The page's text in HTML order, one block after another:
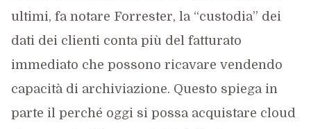
ultimi, fa notare Forrester, la “custodia” dei
dati dei clienti conta più del fatturato
immediato che possono ricavare vendendo
capacità di archiviazione. Questo spiega in
parte il perché oggi si possa acquistare cloud